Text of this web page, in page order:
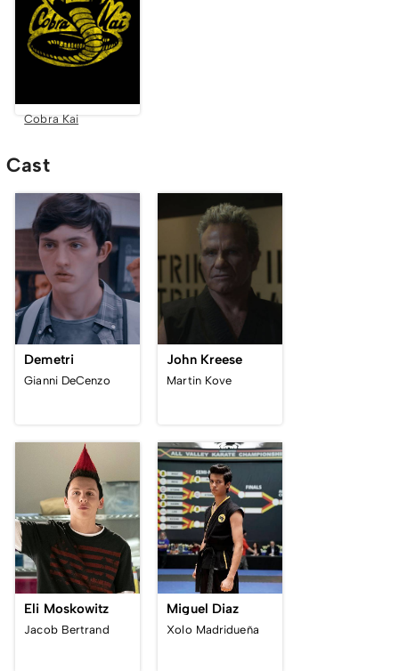
Cobra Kai
Cast
Demetri
Gianni DeCenzo
John Kreese
Martin Kove
Eli Moskowitz
Jacob Bertrand
Miguel Diaz
Xolo Madridueña